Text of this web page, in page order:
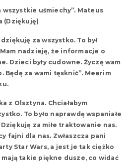
uśmiechy”. Mateus
(Dziękuję)
za wszystko. To był
nadzieję, że informacje o
Dzieci były cudowne. Życzę wam
za wami tęsknić”. Meerim
z Olsztyna. Chciałabym
To było naprawdę wspaniałe
za miłe traktowanie nas.
fajni dla nas. Zwłaszcza pani
Star Wars, a jest je tak ciężko
takie piękne dusze, co widać